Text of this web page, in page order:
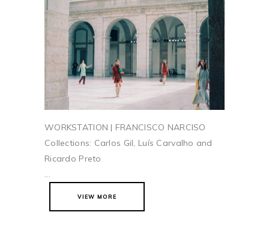
WORKSTATION | FRANCISCO NARCISO
Collections: Carlos Gil, Luís Carvalho and
Ricardo Preto
...
VIEW MORE